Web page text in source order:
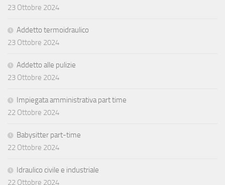
23 Ottobre 2024
Addetto termoidraulico
23 Ottobre 2024
Addetto alle pulizie
23 Ottobre 2024
Impiegata amministrativa part time
22 Ottobre 2024
Babysitter part-time
22 Ottobre 2024
Idraulico civile e industriale
22 Ottobre 2024